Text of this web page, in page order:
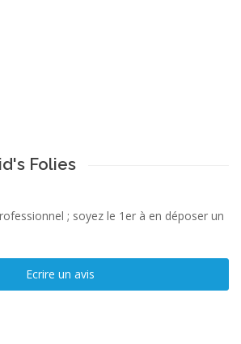
Folies
; soyez le 1er à en déposer un
Ecrire un avis